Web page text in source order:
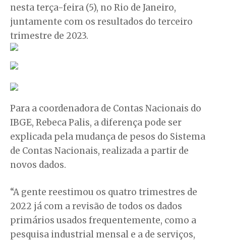
nesta terça-feira (5), no Rio de Janeiro,
juntamente com os resultados do terceiro
trimestre de 2023.
Para a coordenadora de Contas Nacionais do
IBGE, Rebeca Palis, a diferença pode ser
explicada pela mudança de pesos do Sistema
de Contas Nacionais, realizada a partir de
novos dados.
“A gente reestimou os quatro trimestres de
2022 já com a revisão de todos os dados
primários usados frequentemente, como a
pesquisa industrial mensal e a de serviços,